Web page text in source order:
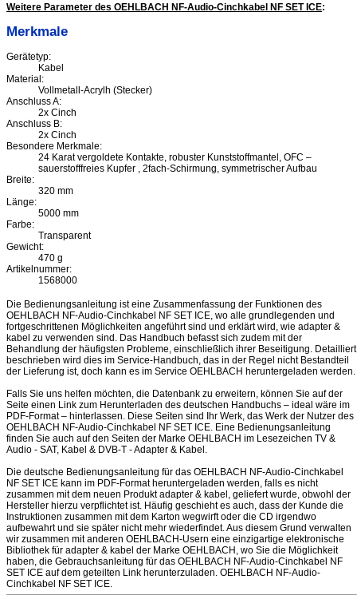
Weitere Parameter des OEHLBACH NF-Audio-Cinchkabel NF SET ICE:
Merkmale
Gerätetyp:
Kabel
Material:
Vollmetall-Acrylh (Stecker)
Anschluss A:
2x Cinch
Anschluss B:
2x Cinch
Besondere Merkmale:
24 Karat vergoldete Kontakte, robuster Kunststoffmantel, OFC –
sauerstofffreies Kupfer , 2fach-Schirmung, symmetrischer Aufbau
Breite:
320 mm
Länge:
5000 mm
Farbe:
Transparent
Gewicht:
470 g
Artikelnummer:
1568000
Die Bedienungsanleitung ist eine Zusammenfassung der Funktionen des
OEHLBACH NF-Audio-Cinchkabel NF SET ICE, wo alle grundlegenden und
fortgeschrittenen Möglichkeiten angeführt sind und erklärt wird, wie adapter &
kabel zu verwenden sind. Das Handbuch befasst sich zudem mit der
Behandlung der häufigsten Probleme, einschließlich ihrer Beseitigung. Detailliert
beschrieben wird dies im Service-Handbuch, das in der Regel nicht Bestandteil
der Lieferung ist, doch kann es im Service OEHLBACH heruntergeladen werden.
Falls Sie uns helfen möchten, die Datenbank zu erweitern, können Sie auf der
Seite einen Link zum Herunterladen des deutschen Handbuchs – ideal wäre im
PDF-Format – hinterlassen. Diese Seiten sind Ihr Werk, das Werk der Nutzer des
OEHLBACH NF-Audio-Cinchkabel NF SET ICE. Eine Bedienungsanleitung
finden Sie auch auf den Seiten der Marke OEHLBACH im Lesezeichen TV &
Audio - SAT, Kabel & DVB-T - Adapter & Kabel.
Die deutsche Bedienungsanleitung für das OEHLBACH NF-Audio-Cinchkabel
NF SET ICE kann im PDF-Format heruntergeladen werden, falls es nicht
zusammen mit dem neuen Produkt adapter & kabel, geliefert wurde, obwohl der
Hersteller hierzu verpflichtet ist. Häufig geschieht es auch, dass der Kunde die
Instruktionen zusammen mit dem Karton wegwirft oder die CD irgendwo
aufbewahrt und sie später nicht mehr wiederfindet. Aus diesem Grund verwalten
wir zusammen mit anderen OEHLBACH-Usern eine einzigartige elektronische
Bibliothek für adapter & kabel der Marke OEHLBACH, wo Sie die Möglichkeit
haben, die Gebrauchsanleitung für das OEHLBACH NF-Audio-Cinchkabel NF
SET ICE auf dem geteilten Link herunterzuladen. OEHLBACH NF-Audio-
Cinchkabel NF SET ICE.